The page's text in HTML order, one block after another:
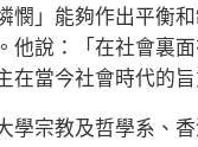
憫」能夠作出平衡
他說：「在社會裏
當今社會時代的旨
宗教及哲學系、香